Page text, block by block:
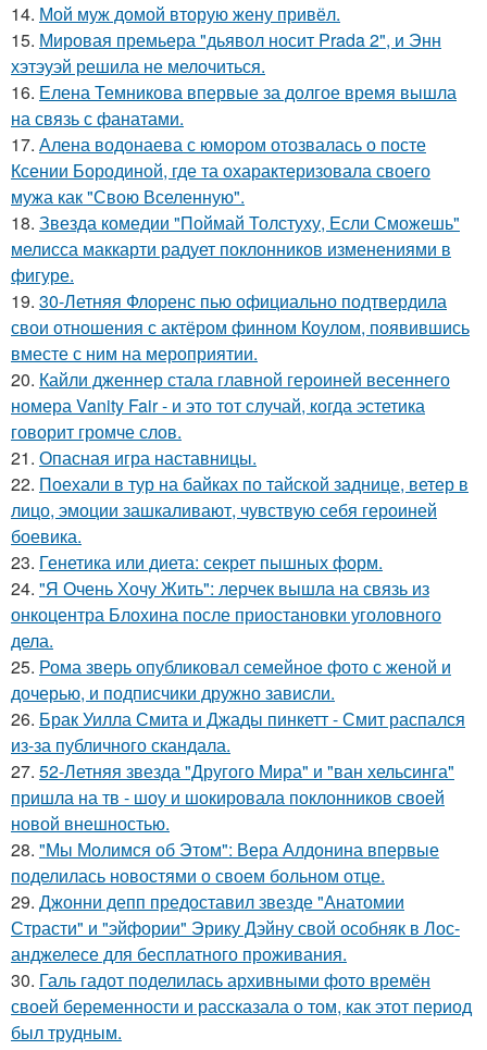
14. Мой муж домой вторую жену привёл.
15. Мировая премьера "дьявол носит Prada 2", и Энн
хэтэуэй решила не мелочиться.
16. Елена Темникова впервые за долгое время вышла
на связь с фанатами.
17. Алена водонаева с юмором отозвалась о посте
Ксении Бородиной, где та охарактеризовала своего
мужа как "Свою Вселенную".
18. Звезда комедии "Поймай Толстуху, Если Сможешь"
мелисса маккарти радует поклонников изменениями в
фигуре.
19. 30-Летняя Флоренс пью официально подтвердила
свои отношения с актёром финном Коулом, появившись
вместе с ним на мероприятии.
20. Кайли дженнер стала главной героиней весеннего
номера Vanity Fair - и это тот случай, когда эстетика
говорит громче слов.
21. Опасная игра наставницы.
22. Поехали в тур на байках по тайской заднице, ветер в
лицо, эмоции зашкаливают, чувствую себя героиней
боевика.
23. Генетика или диета: секрет пышных форм.
24. "Я Очень Хочу Жить": лерчек вышла на связь из
онкоцентра Блохина после приостановки уголовного
дела.
25. Рома зверь опубликовал семейное фото с женой и
дочерью, и подписчики дружно зависли.
26. Брак Уилла Смита и Джады пинкетт - Смит распался
из-за публичного скандала.
27. 52-Летняя звезда "Другого Мира" и "ван хельсинга"
пришла на тв - шоу и шокировала поклонников своей
новой внешностью.
28. "Мы Молимся об Этом": Вера Алдонина впервые
поделилась новостями о своем больном отце.
29. Джонни депп предоставил звезде "Анатомии
Страсти" и "эйфории" Эрику Дэйну свой особняк в Лос-
анджелесе для бесплатного проживания.
30. Галь гадот поделилась архивными фото времён
своей беременности и рассказала о том, как этот период
был трудным.